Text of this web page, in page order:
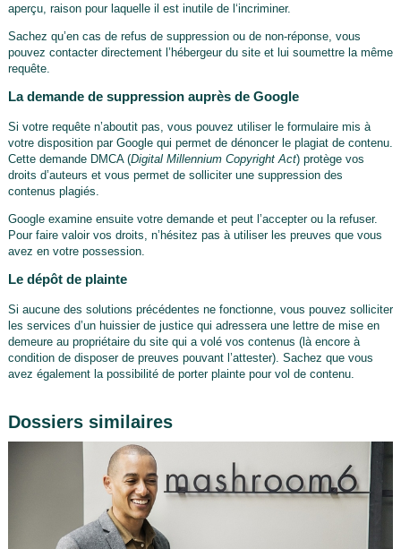
aperçu, raison pour laquelle il est inutile de l‘incriminer.
Sachez qu’en cas de refus de suppression ou de non-réponse, vous
pouvez contacter directement l’hébergeur du site et lui soumettre la même
requête.
La demande de suppression auprès de Google
Si votre requête n’aboutit pas, vous pouvez utiliser le formulaire mis à
votre disposition par Google qui permet de dénoncer le plagiat de contenu.
Cette demande DMCA (Digital Millennium Copyright Act) protège vos
droits d’auteurs et vous permet de solliciter une suppression des
contenus plagiés.
Google examine ensuite votre demande et peut l’accepter ou la refuser.
Pour faire valoir vos droits, n’hésitez pas à utiliser les preuves que vous
avez en votre possession.
Le dépôt de plainte
Si aucune des solutions précédentes ne fonctionne, vous pouvez solliciter
les services d’un huissier de justice qui adressera une lettre de mise en
demeure au propriétaire du site qui a volé vos contenus (là encore à
condition de disposer de preuves pouvant l’attester). Sachez que vous
avez également la possibilité de porter plainte pour vol de contenu.
Dossiers similaires